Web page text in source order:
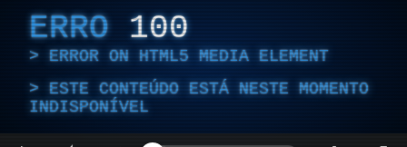
ERRO 100
ERROR ON HTML5 MEDIA ELEMENT
ESTE CONTEÚDO ESTÁ NESTE MOMENTO
INDISPONÍVEL